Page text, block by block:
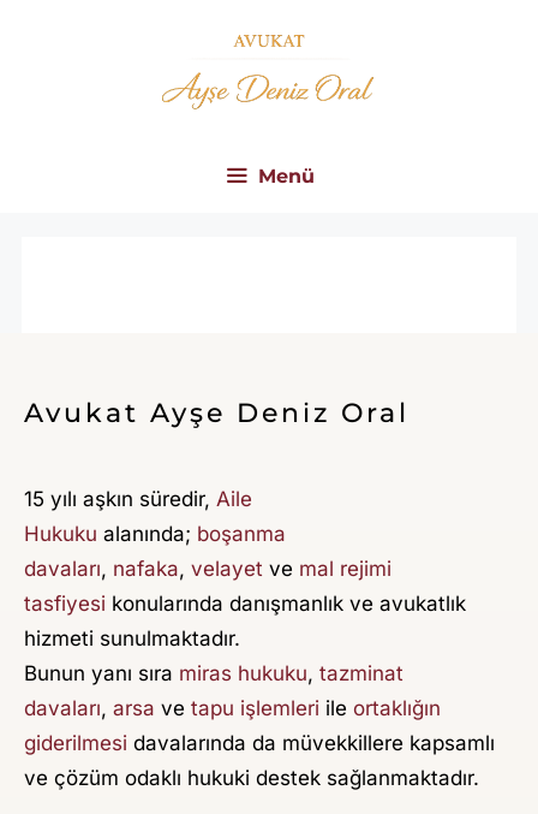
Menü
S
N
A
V
U
K
A
T
A
Y
Avukat Ayşe Deniz Oral
15 yılı aşkın süredir, Aile
Hukuku alanında; boşanma
davaları, nafaka, velayet ve mal rejimi
tasfiyesi konularında danışmanlık ve avukatlık
hizmeti sunulmaktadır.
Bunun yanı sıra miras hukuku, tazminat
davaları, arsa ve tapu işlemleri ile ortaklığın
giderilmesi davalarında da müvekkillere kapsamlı
ve çözüm odaklı hukuki destek sağlanmaktadır.